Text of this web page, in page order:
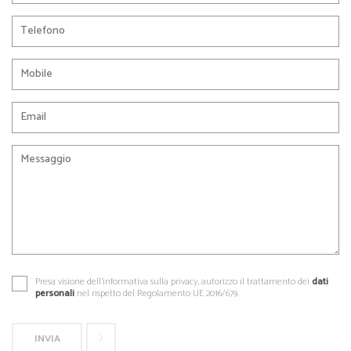
Presa visione dell'informativa sulla privacy, autorizzo il trattamento dei dati
personali nel rispetto del Regolamento UE 2016/679.